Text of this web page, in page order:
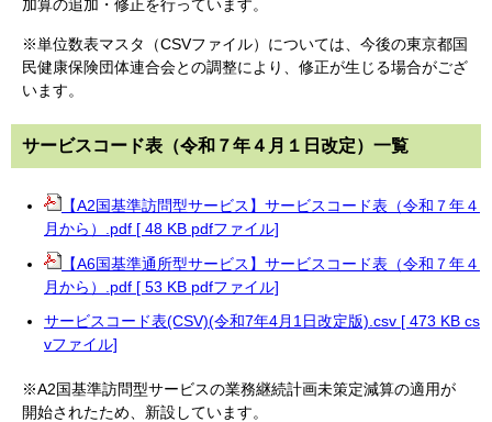
加算の追加・修正を行っています。
※単位数表マスタ（CSVファイル）については、今後の東京都国
民健康保険団体連合会との調整により、修正が生じる場合がござ
います。
サービスコード表（令和７年４月１日改定）一覧
【A2国基準訪問型サービス】サービスコード表（令和７年４
月から）.pdf [ 48 KB pdfファイル]
【A6国基準通所型サービス】サービスコード表（令和７年４
月から）.pdf [ 53 KB pdfファイル]
サービスコード表(CSV)(令和7年4月1日改定版).csv [ 473 KB cs
vファイル]
※A2国基準訪問型サービスの業務継続計画未策定減算の適用が
開始されたため、新設しています。